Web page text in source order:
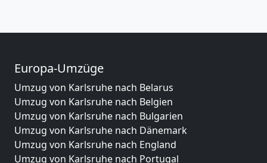
Europa-Umzüge
Umzug von Karlsruhe nach Belarus
Umzug von Karlsruhe nach Belgien
Umzug von Karlsruhe nach Bulgarien
Umzug von Karlsruhe nach Dänemark
Umzug von Karlsruhe nach England
Umzug von Karlsruhe nach Portugal